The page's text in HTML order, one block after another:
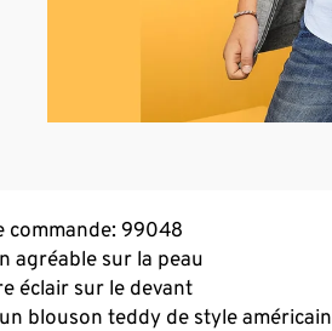
commande: 99048
agréable sur la peau
éclair sur le devant
blouson teddy de style américain